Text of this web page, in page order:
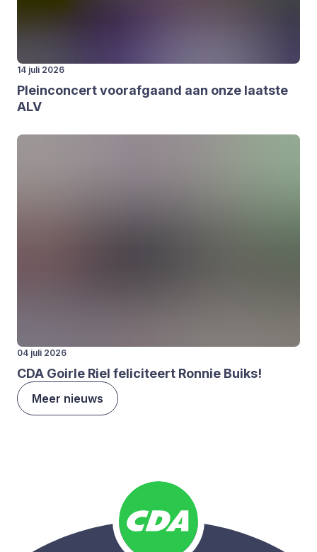
14 juli 2026
Plein­con­cert voor­af­gaand aan onze laat­ste
ALV
04 juli 2026
CDA Goir­le Riel feli­ci­teert Ron­nie Buiks!
Meer nieuws